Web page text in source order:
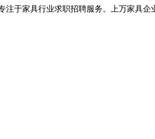
注于家具行业求职招聘服务。上万家具